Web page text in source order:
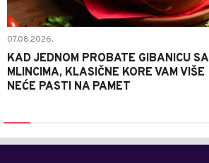
07.08.2026.
KAD JEDNOM PROBATE GIBANICU SA
MLINCIMA, KLASIČNE KORE VAM VIŠE
NEĆE PASTI NA PAMET